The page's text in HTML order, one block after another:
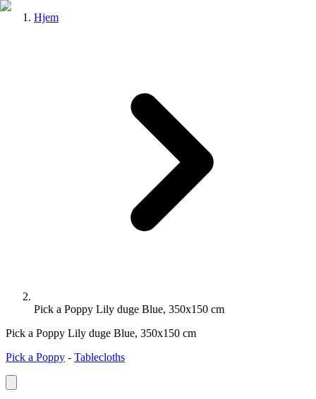
Hjem
Pick a Poppy Lily duge Blue, 350x150 cm
Pick a Poppy Lily duge Blue, 350x150 cm
Pick a Poppy - Tablecloths